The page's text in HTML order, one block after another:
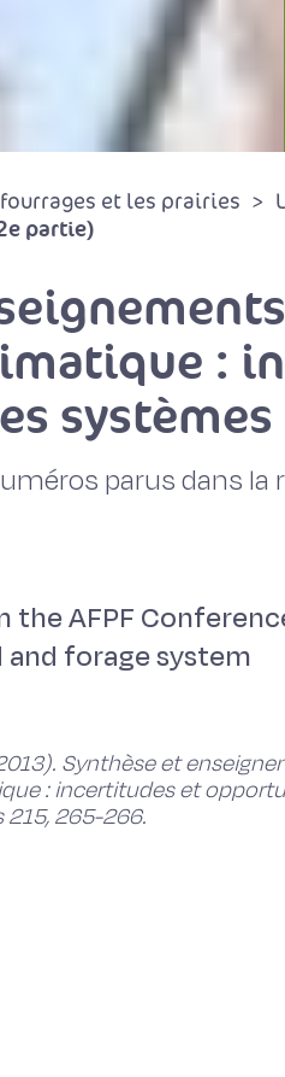
et les prairies
partie)
:
parus dans la
AFPF
and forage system
Synthèse et
: incertitudes et
215, 265-266.